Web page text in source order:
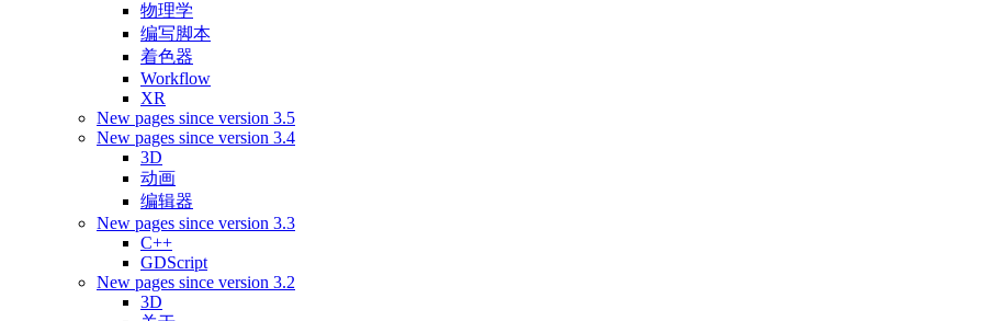
物理学
编写脚本
着色器
Workflow
XR
New pages since version 3.5
New pages since version 3.4
3D
动画
编辑器
New pages since version 3.3
C++
GDScript
New pages since version 3.2
3D